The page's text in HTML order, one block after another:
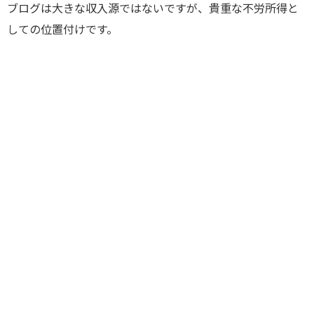
ブログは大きな収入源ではないですが、貴重な不労所得と
しての位置付けです。